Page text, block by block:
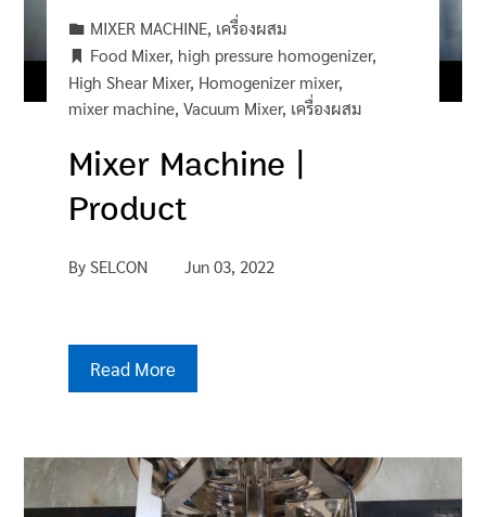
MIXER MACHINE, เครื่องผสม
Food Mixer, high pressure homogenizer,
High Shear Mixer, Homogenizer mixer,
mixer machine, Vacuum Mixer, เครื่องผสม
Mixer Machine |
Product
By SELCON Jun 03, 2022
Read More